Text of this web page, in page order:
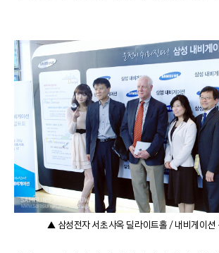
▲ 삼성전자 서초사옥 딜라이트홀 / 내비게이션